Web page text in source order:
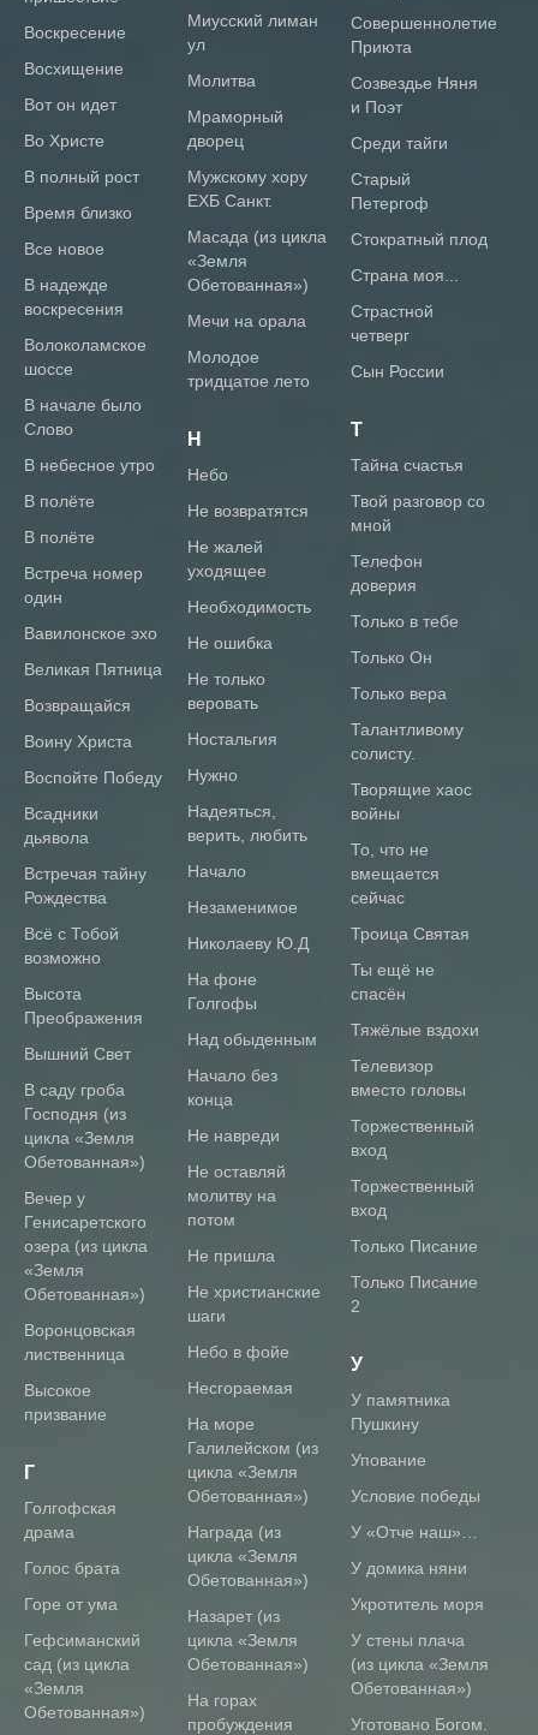
воскресение
восхищение
вот он идет
во Христе
в полный рост
время близко
все новое
в надежде
воскресения
волоколамское
шоссе
В начале было
Слово
В небесное утро
В полёте
В полёте
Встреча номер
один
Вавилонское эхо
Великая Пятница
Возвращайся
Воину Христа
Воспойте Победу
Всадники
дьявола
Встречая тайну
Рождества
Всё с Тобой
возможно
Высота
Преображения
Вышний Свет
В саду гроба
Господня (из
цикла «Земля
Обетованная»)
Вечер у
Генисаретского
озера (из цикла
«Земля
Обетованная»)
Воронцовская
лиственница
Высокое
призвание
Г
Голгофская
драма
Голос брата
Горе от ума
Гефсиманский
сад (из цикла
«Земля
Обетованная»)
Миусский лиман
ул
Молитва
Мраморный
дворец
Мужскому хору
ЕХБ Санкт.
Масада (из цикла
«Земля
Обетованная»)
Мечи на орала
Молодое
тридцатое лето
Н
небо
не возвратятся
не жалей
уходящее
необходимость
не ошибка
не только
веровать
ностальгия
нужно
надеяться,
верить, любить
начало
незаменимое
николаеву Ю.Д
На фоне
Голгофы
Над обыденным
Начало без
конца
Не навреди
Не оставляй
молитву на
потом
Не пришла
Не христианские
шаги
Небо в фойе
Несгораемая
На море
Галилейском (из
цикла «Земля
Обетованная»)
Награда (из
цикла «Земля
Обетованная»)
Назарет (из
цикла «Земля
Обетованная»)
На горах
пробуждения
Совершеннолетие
Приюта
Созвездье Няня
и Поэт
Среди тайги
Старый
Петергоф
Стократный плод
Страна моя...
Страстной
четверг
Сын России
Т
тайна счастья
твой разговор со
мной
телефон
доверия
только в тебе
только Он
только вера
Талантливому
солисту.
Творящие хаос
войны
То, что не
вмещается
сейчас
Троица Святая
Ты ещё не
спасён
Тяжёлые вздохи
Телевизор
вместо головы
Торжественный
вход
Торжественный
вход
Только Писание
Только Писание
2
У
у памятника
Пушкину
упование
условие победы
У «Отче наш»…
У домика няни
Укротитель моря
У стены плача
(из цикла «Земля
Обетованная»)
Уготовано Богом.